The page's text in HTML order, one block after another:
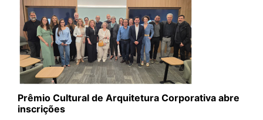
Prêmio Cultural de Arquitetura Corporativa abre
inscrições